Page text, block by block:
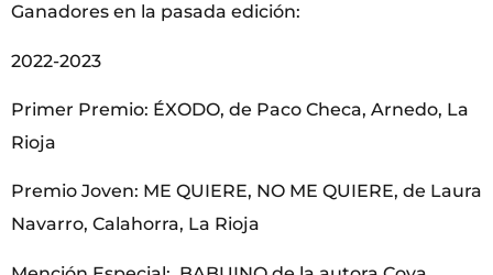
Ganadores en la pasada edición:
2022-2023
Primer Premio: ÉXODO, de Paco Checa, Arnedo, La
Rioja
Premio Joven: ME QUIERE, NO ME QUIERE, de Laura
Navarro, Calahorra, La Rioja